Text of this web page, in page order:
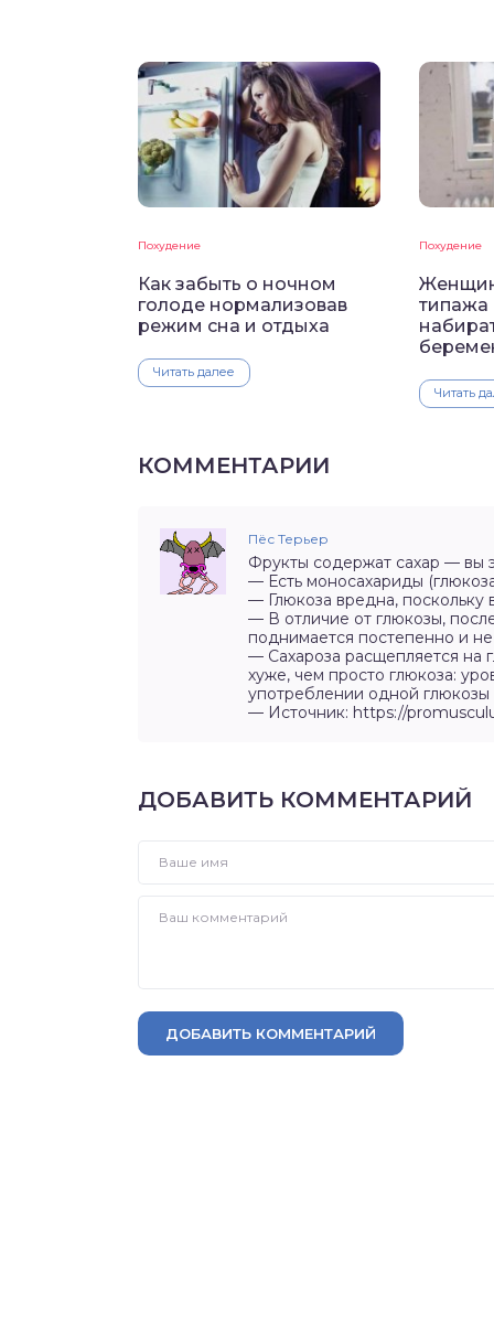
Похудение
Как забыть о ночном
голоде нормализовав
режим сна и отдыха
Читать далее
Похудение
типажа
Читать
КОММЕНТАРИИ
Пёс Терьер
Фрукты содержат сахар — вы
— Есть моносахариды
— Глюкоза вредна, поскольку
— В отличие от глюкозы,
поднимается постепенно и
— Сахароза расщепляется на
хуже, чем просто глюкоза:
употреблении одной глюкозы
— Источник: https://
ДОБАВИТЬ КОММЕНТАРИЙ
ДОБАВИТЬ КОММЕНТАРИЙ